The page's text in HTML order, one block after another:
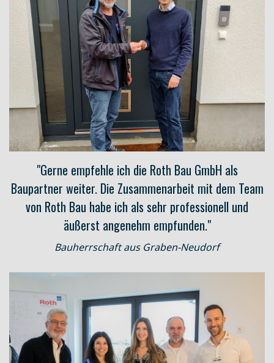
"Gerne empfehle ich die Roth Bau GmbH als
Baupartner weiter. Die Zusammenarbeit mit dem Team
von Roth Bau habe ich als sehr professionell und
äußerst angenehm empfunden."
Bauherrschaft aus Graben-Neudorf